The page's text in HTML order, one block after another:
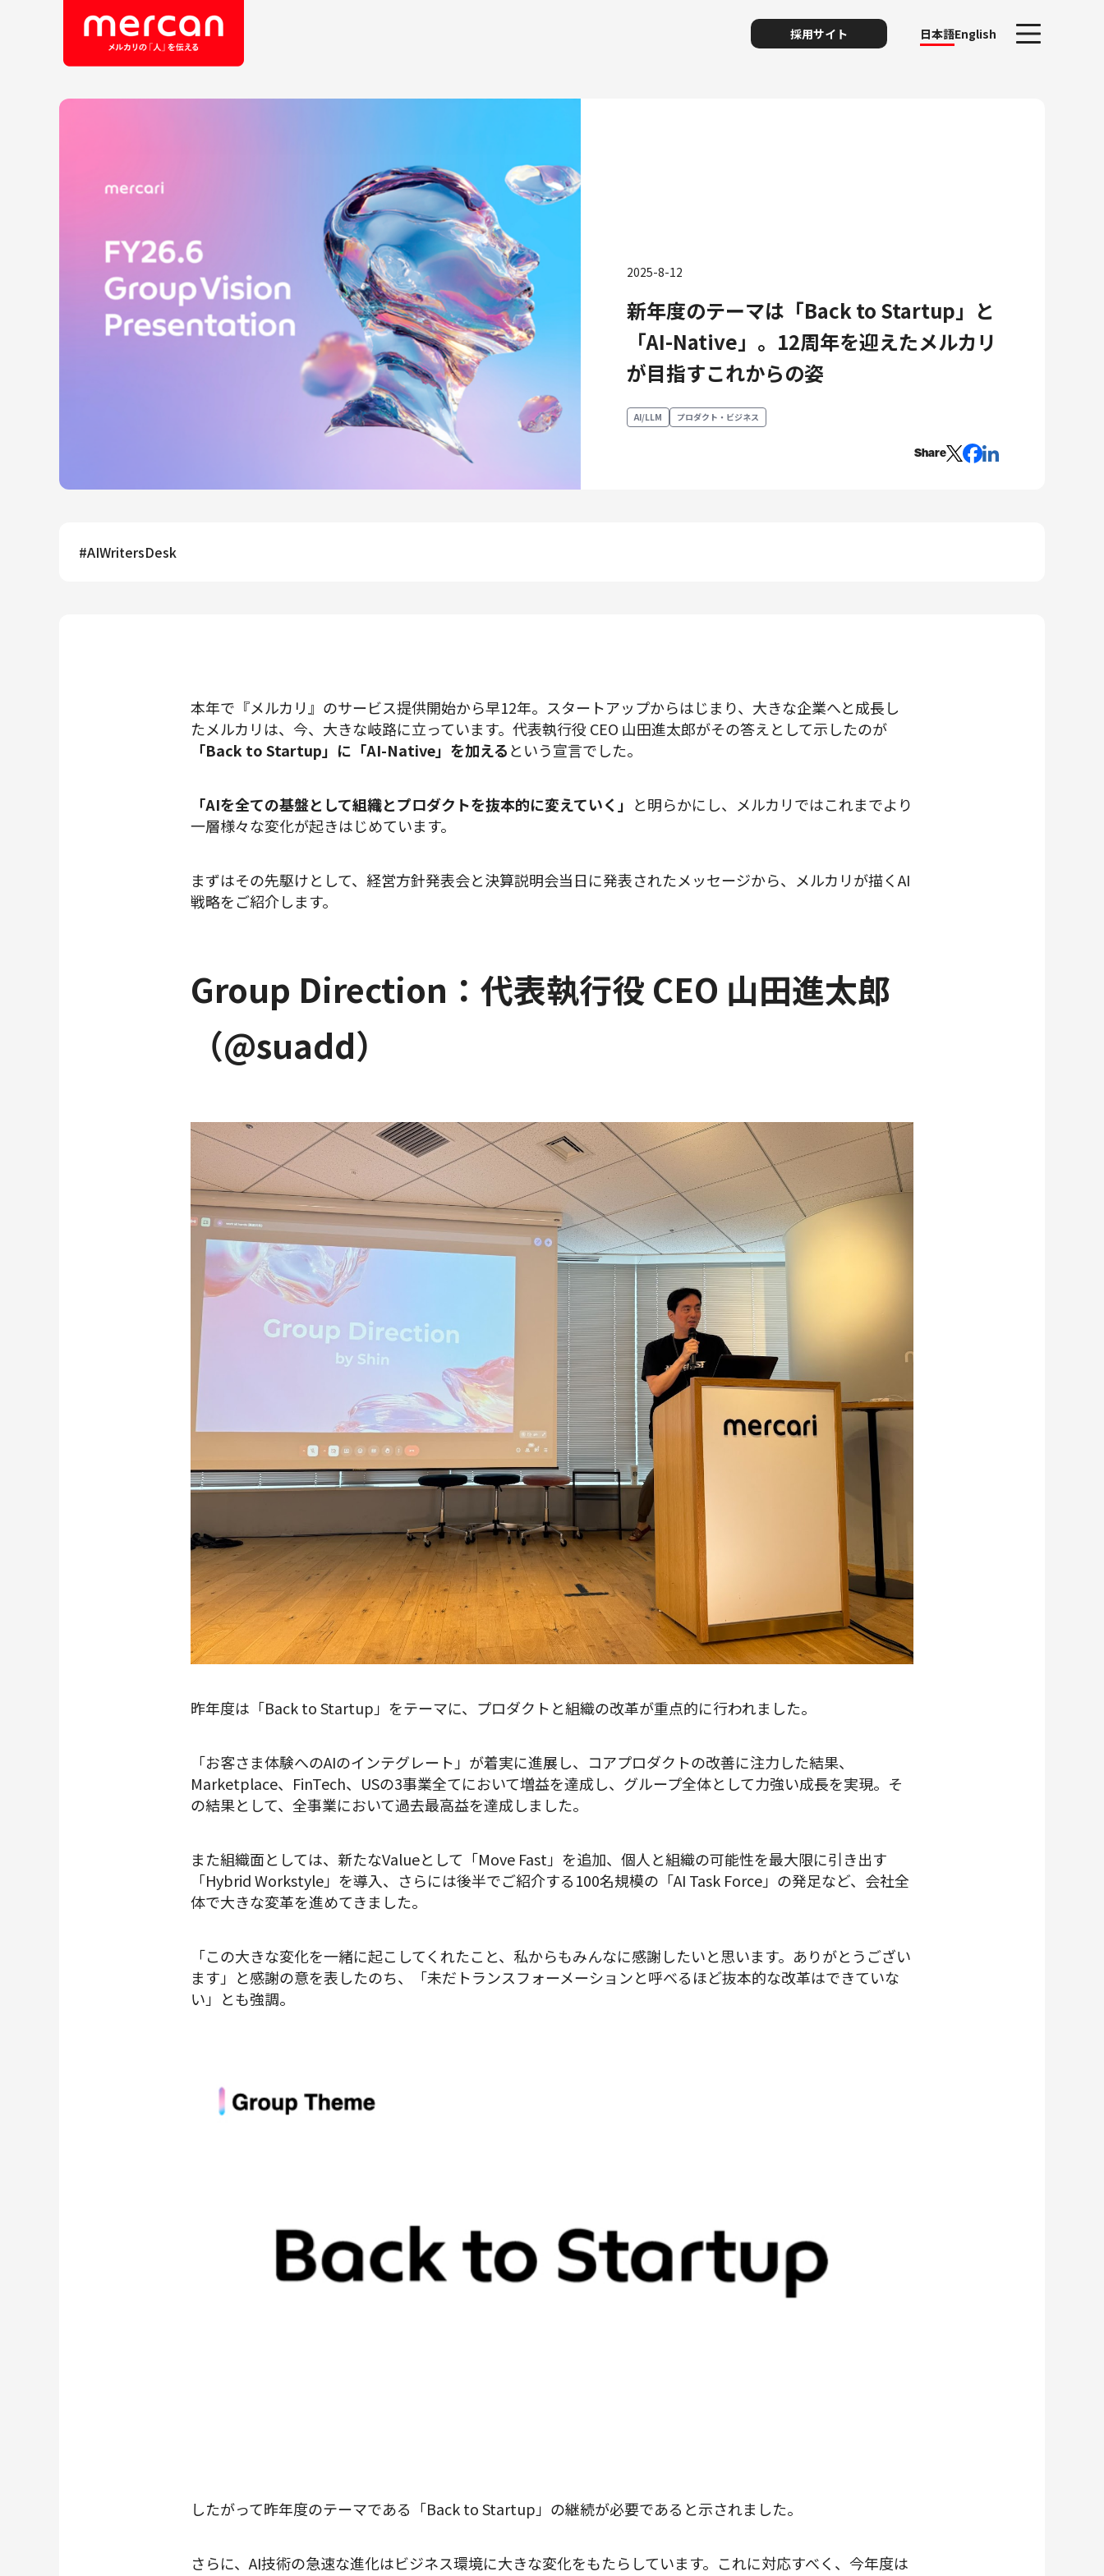
採用サイト 日本語English
カテゴリーから探す
鹿島アントラーズ
メルカリ
メルペイ
メルコイン
メルカリShops
メルカリR4Dラボ
職種
エンジニアリング
エンジニアリング
コーポレートエンジニアリング
セキュリティエンジニアリング
経営・事業企画
事業開発
カスタマーサービス
営業
プロダクトマネジメント
データアナリティクス
プロダクトデザイン
財務・経理
法務
人事
セキュリティ・プライバシー
2025-8-12
新年度のテーマは「Back to Startup」と
「AI-Native」。12周年を迎えたメルカリ
が目指すこれからの姿
AI/LLM プロダクト・ビジネス
Share
#AIWritersDesk
本年で『メルカリ』のサービス提供開始から早12年。スタートアップからはじまり、大きな企業へと成長し
たメルカリは、今、大きな岐路に立っています。代表執行役 CEO 山田進太郎がその答えとして示したのが
「Back to Startup」に「AI-Native」を加えるという宣言でした。
「AIを全ての基盤として組織とプロダクトを抜本的に変えていく」 と明らかにし、メルカリではこれまでより
一層様々な変化が起きはじめています。
まずはその先駆けとして、経営方針発表会と決算説明会当日に発表されたメッセージから、メルカリが描くAI
戦略をご紹介します。
Group Direction：代表執行役 CEO 山田進太郎
（@suadd）
昨年度は「Back to Startup」をテーマに、プロダクトと組織の改革が重点的に行われました。
「お客さま体験へのAIのインテグレート」が着実に進展し、コアプロダクトの改善に注力した結果、
Marketplace、FinTech、USの3事業全てにおいて増益を達成し、グループ全体として力強い成長を実現。そ
の結果として、全事業において過去最高益を達成しました。
また組織面としては、新たなValueとして「Move Fast」を追加、個人と組織の可能性を最大限に引き出す
「Hybrid Workstyle」を導入、さらには後半でご紹介する100名規模の「AI Task Force」の発足など、会社全
体で大きな変革を進めてきました。
「この大きな変化を一緒に起こしてくれたこと、私からもみんなに感謝したいと思います。ありがとうござい
ます」と感謝の意を表したのち、「未だトランスフォーメーションと呼べるほど抜本的な改革はできていな
い」とも強調。
したがって昨年度のテーマである「Back to Startup」の継続が必要であると示されました。
さらに、AI技術の急速な進化はビジネス環境に大きな変化をもたらしています。これに対応すべく、今年度は